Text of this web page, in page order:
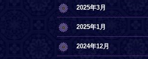
2025年3月
2025年1月
2024年12月